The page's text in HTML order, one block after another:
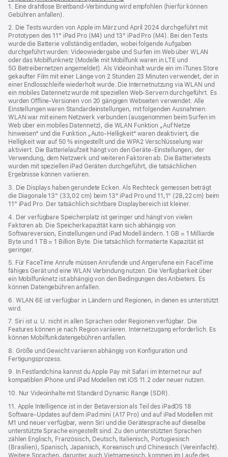
ein
1. Eine drahtlose Breitband-Verbindung wird empfohlen (hierfür können
Gebühren anfallen).
2. Die Tests wurden von Apple im März und April 2024 durchgeführt mit
Prototypen des 11" iPad Pro (M4) und 13" iPad Pro (M4). Bei den Tests
wurde die Batterie vollständig entladen, wobei folgende Aufgaben
durchgeführt wurden: Videowiedergabe und Surfen im Web über WLAN
oder das Mobilfunknetz (Modelle mit Mobilfunk waren in LTE und
5G Betreibernetzen angemeldet). Als Videoinhalt wurde ein im iTunes Store
gekaufter Film mit einer Länge von 2 Stunden 23 Minuten verwendet, der in
einer Endlosschleife wiederholt wurde. Die Internetnutzung via WLAN und
ein mobiles Datennetz wurde mit speziellen Web-Servern durchgeführt. Es
wurden Offline-Versionen von 20 gängigen Webseiten verwendet. Alle
Einstellungen waren Standard­einstellungen, mit folgenden Ausnahmen:
WLAN war mit einem Netzwerk verbunden (ausgenommen beim Surfen im
Web über ein mobiles Datennetz), die WLAN Funktion „Auf Netze
hinweisen“ und die Funktion „Auto-Helligkeit“ waren deaktiviert, die
Helligkeit war auf 50 % eingestellt und die WPA2 Verschlüsselung war
aktiviert. Die Batterielaufzeit hängt von den Geräte-Einstellungen, der
Verwendung, dem Netzwerk und weiteren Faktoren ab. Die Batterietests
wurden mit speziellen iPad Geräten durchgeführt, die tatsächlichen
Ergebnisse können variieren.
3. Die Displays haben gerundete Ecken. Als Rechteck gemessen beträgt
die Diagonale 13" (33,02 cm) beim 13" iPad Pro und 11,1" (28,22 cm) beim
11" iPad Pro. Der tatsächlich sichtbare Displaybereich ist kleiner.
4. Der verfügbare Speicherplatz ist geringer und hängt von vielen
Faktoren ab. Die Speicherkapazität kann sich abhängig von
Softwareversion, Einstellungen und iPad Modell ändern. 1 GB = 1 Milliarde
Byte und 1 TB = 1 Billion Byte. Die tatsächlich formatierte Kapazität ist
geringer.
5. Für FaceTime Anrufe müssen Anrufende und Angerufene ein FaceTime
fähiges Gerät und eine WLAN Verbindung nutzen. Die Verfügbarkeit über
ein Mobilfunknetz ist abhängig von den Bedingungen des Anbieters. Es
können Datengebühren anfallen.
6. WLAN 6E ist verfügbar in Ländern und Regionen, in denen es unterstützt
wird.
7. Siri ist u. U. nicht in allen Sprachen oder Regionen verfügbar. Die
Features können je nach Region variieren. Internetzugang erforderlich. Es
können Mobilfunkdaten­gebühren anfallen.
8. Größe und Gewicht variieren abhängig von Konfiguration und
Fertigungsprozess.
9. In Festlandchina kannst du Apple Pay mit Safari im Internet nur auf
kompatiblen iPhone und iPad Modellen mit iOS 11.2 oder neuer nutzen.
10. Nur Videoinhalte mit Standard Dynamic Range (SDR).
11. Apple Intelligence ist in der Betaversion als Teil des iPadOS 18
Software-Updates auf dem iPad mini (A17 Pro) und auf iPad Modellen mit
M1 und neuer verfügbar, wenn Siri und die Gerätesprache auf dieselbe
unterstützte Sprache eingestellt sind. Zu den unterstützten Sprachen
zählen Englisch, Französisch, Deutsch, Italienisch, Portugiesisch
(Brasilien), Spanisch, Japanisch, Koreanisch und Chinesisch (Vereinfacht).
Weitere Sprachen, darunter auch Vietnamesisch, kommen im Laufe des